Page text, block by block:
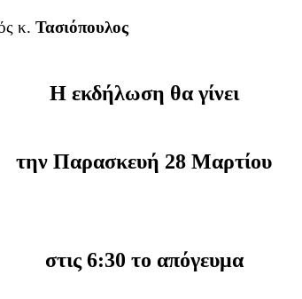
κ. Τασιόπουλος
Η εκδήλωση θα γίνει
την Παρασκευή 28 Μαρτίου
στις 6:30 το απόγευμα